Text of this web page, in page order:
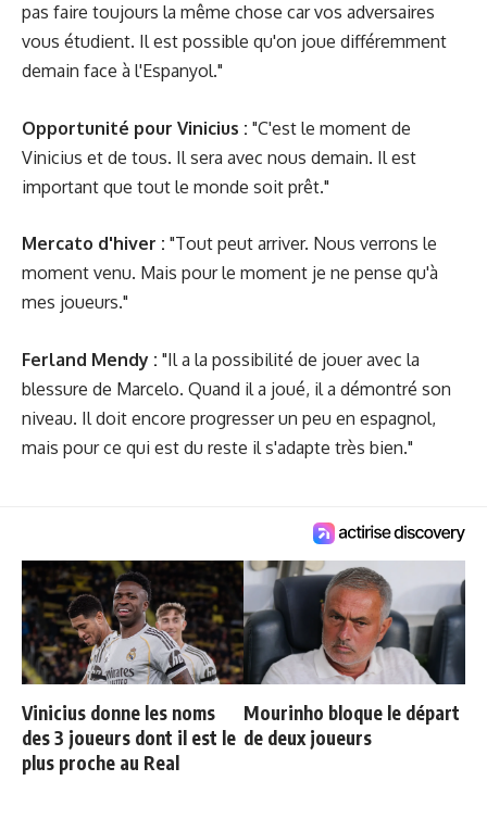
pas faire toujours la même chose car vos adversaires
vous étudient. Il est possible qu'on joue différemment
demain face à l'Espanyol."
Opportunité pour Vinicius : "C'est le moment de
Vinicius et de tous. Il sera avec nous demain. Il est
important que tout le monde soit prêt."
Mercato d'hiver : "Tout peut arriver. Nous verrons le
moment venu. Mais pour le moment je ne pense qu'à
mes joueurs."
Ferland Mendy : "Il a la possibilité de jouer avec la
blessure de Marcelo. Quand il a joué, il a démontré son
niveau. Il doit encore progresser un peu en espagnol,
mais pour ce qui est du reste il s'adapte très bien."
Vinicius donne les noms
des 3 joueurs dont il est le
plus proche au Real
Mourinho bloque le départ
de deux joueurs